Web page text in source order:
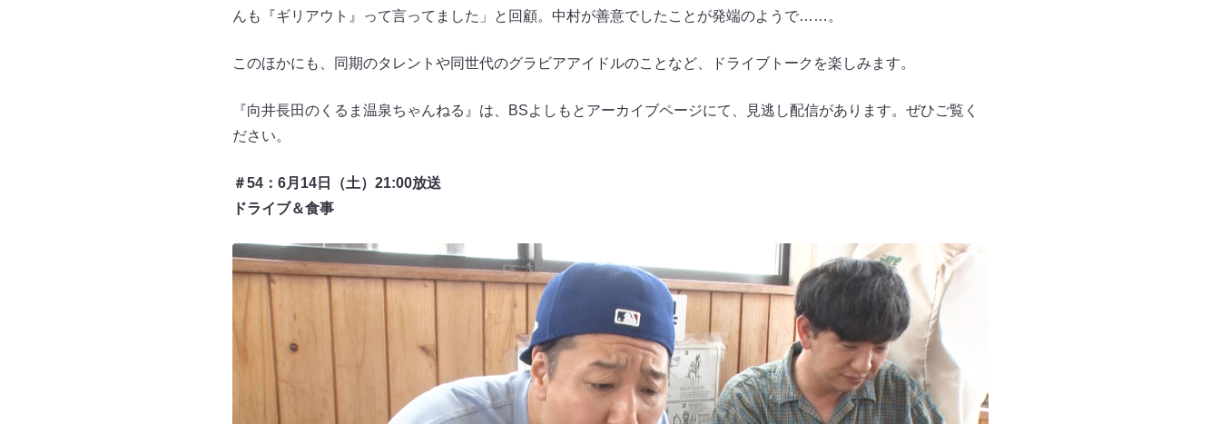
んも『ギリアウト』って言ってました」と回顧。中村が善意でしたことが発端のようで……。
このほかにも、同期のタレントや同世代のグラビアアイドルのことなど、ドライブトークを楽しみます。
『向井長田のくるま温泉ちゃんねる』は、BSよしもとアーカイブページにて、見逃し配信があります。ぜひご覧く
ださい。
＃54：6月14日（土）21:00放送
ドライブ＆食事